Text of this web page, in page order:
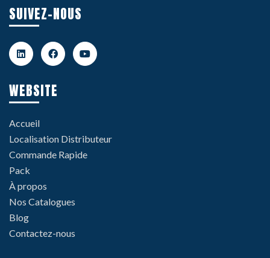
SUIVEZ-NOUS
WEBSITE
Accueil
Localisation Distributeur
Commande Rapide
Pack
À propos
Nos Catalogues
Blog
Contactez-nous